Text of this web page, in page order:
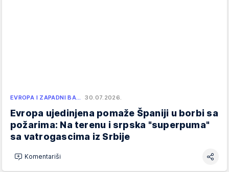
EVROPA I ZAPADNI BA… 30.07.2026.
Evropa ujedinjena pomaže Španiji u borbi sa
požarima: Na terenu i srpska "superpuma"
sa vatrogascima iz Srbije
Komentariši